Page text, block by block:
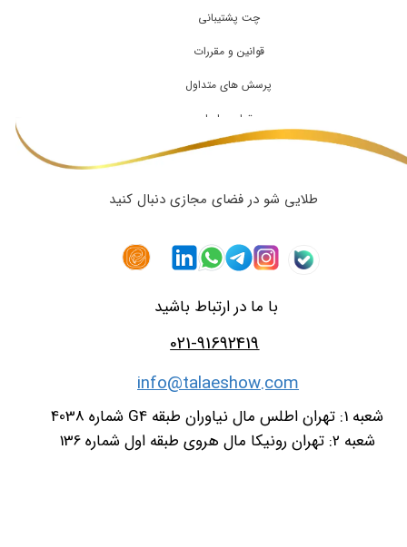
چت پشتیبانی
قوانین و مقررات
پرسش های متداول
تماس با ما
شعبه 1: تهران اطلس مال نیاوران طبقه G4 شماره 4038
شعبه 2: تهران رونیکا مال هروی طبقه اول شماره 136
طلایی شو در فضای مجازی دنبال کنید
021-91692419
info@talaeshow.com
با ما در ارتباط باشید